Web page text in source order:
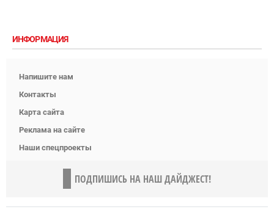
ИНФОРМАЦИЯ
Напишите нам
Контакты
Карта сайта
Реклама на сайте
Наши спецпроекты
ПОДПИШИСЬ НА НАШ ДАЙДЖЕСТ!